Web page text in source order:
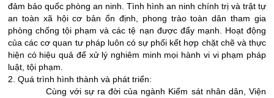
đảm bảo quốc phòng an ninh. Tình hình an ninh chính trị và trật tự
an toàn xã hội cơ bản ổn định, phong trào toàn dân tham gia
phòng chống tội phạm và các tệ nạn được đẩy mạnh. Hoạt động
của các cơ quan tư pháp luôn có sự phối kết hợp chặt chẽ và thực
hiện có hiệu quả để xử lý nghiêm minh mọi hành vi vi phạm pháp
luật, tội phạm.
2. Quá trình hình thành và phát triển:
Cùng với sự ra đời của ngành Kiểm sát nhân dân, Viện